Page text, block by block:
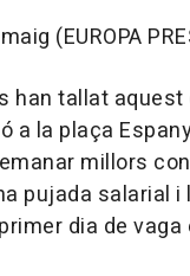
(EUROPA
han tallat
a la plaça
millors
pujada salarial i
dia de